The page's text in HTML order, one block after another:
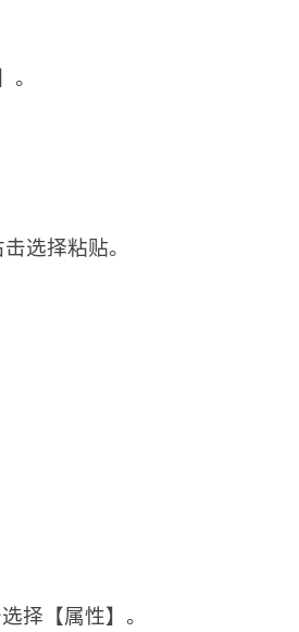
。
选择粘贴。
择【属性】。